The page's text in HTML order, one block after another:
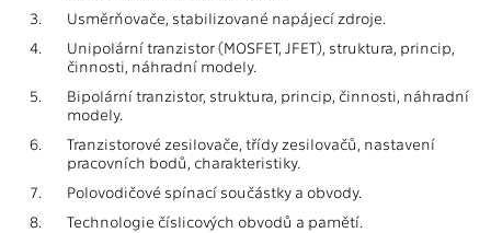
3.
Usměrňovače, stabilizované napájecí zdroje.
4.
Unipolární tranzistor (MOSFET, JFET), struktura, princip,
činnosti, náhradní modely.
5.
Bipolární tranzistor, struktura, princip, činnosti, náhradní
modely.
6.
Tranzistorové zesilovače, třídy zesilovačů, nastavení
pracovních bodů, charakteristiky.
7.
Polovodičové spínací součástky a obvody.
8.
Technologie číslicových obvodů a pamětí.